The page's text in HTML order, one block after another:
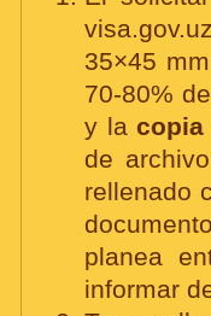
35×45
70-80%
y lacopia
de
rellenado
planea
informar